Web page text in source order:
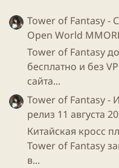
Tower of Fantasy -
Open World
Tower of Fantasy
бесплатно и без
сайта...
Tower of Fantasy -
релиз 11 августа
Китайская кросс
Tower of Fantasy
в...